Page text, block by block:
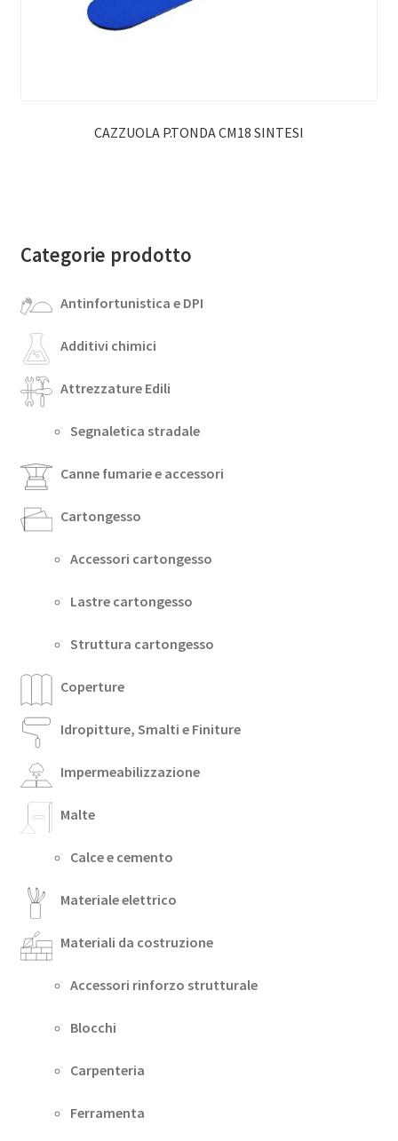
CAZZUOLA P.TONDA CM18 SINTESI
Categorie prodotto
Antinfortunistica e DPI
Additivi chimici
Attrezzature Edili
Segnaletica stradale
Canne fumarie e accessori
Cartongesso
Accessori cartongesso
Lastre cartongesso
Struttura cartongesso
Coperture
Idropitture, Smalti e Finiture
Impermeabilizzazione
Malte
Calce e cemento
Materiale elettrico
Materiali da costruzione
Accessori rinforzo strutturale
Blocchi
Carpenteria
Ferramenta